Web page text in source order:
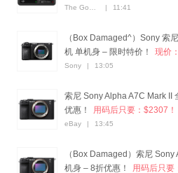
| 11:41
（Box Damaged^）Sony 索
机 单机身 – 限时特价！
现价
Sony | 13:05
索尼 Sony Alpha A7C Mark II
优惠！
用码后只要：$2307！
eBay | 13:45
（Box Damaged）索尼
机身 – 8折优惠！
用码后只要